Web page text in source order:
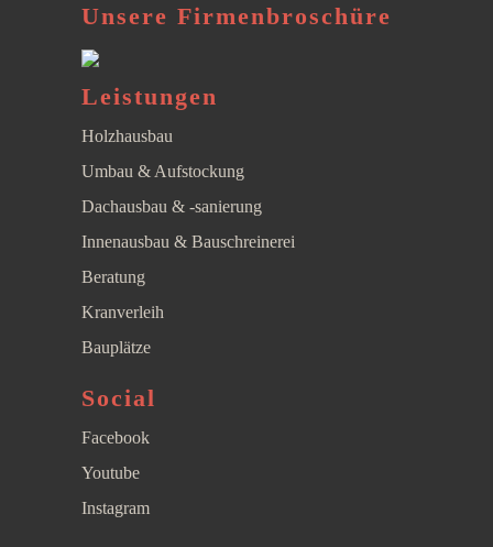
Unsere Firmen­broschüre
Leistungen
Holzhausbau
Umbau & Aufstockung
Dachausbau & -sanierung
Innenausbau & Bauschreinerei
Beratung
Kranverleih
Bauplätze
Social
Facebook
Youtube
Instagram